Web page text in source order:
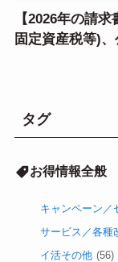
【2026年の請
固定資産税等)
タグ
お得情報全般
キャンペーン／
サービス／各種
イ活その他 (56)